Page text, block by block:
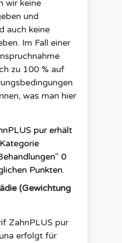
wir keine
und
auch keine
Im Fall einer
zu 100 % auf
was man hier
purerhält
0
Punkten.
(Gewichtung
ZahnPLUS pur
erfolgt für